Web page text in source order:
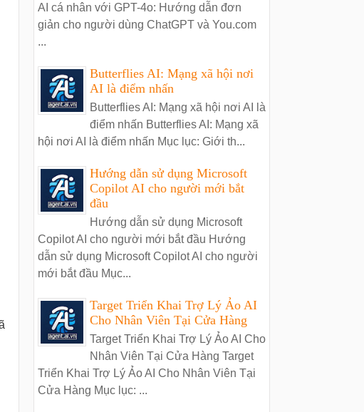
AI cá nhân với GPT-4o: Hướng dẫn đơn
giản cho người dùng ChatGPT và You.com
...
Butterflies AI: Mạng xã hội nơi
AI là điểm nhấn
Butterflies AI: Mạng xã hội nơi AI là
điểm nhấn Butterflies AI: Mạng xã
hội nơi AI là điểm nhấn Mục lục: Giới th...
Hướng dẫn sử dụng Microsoft
Copilot AI cho người mới bắt
đầu
Hướng dẫn sử dụng Microsoft
Copilot AI cho người mới bắt đầu Hướng
dẫn sử dụng Microsoft Copilot AI cho người
mới bắt đầu Mục...
Target Triển Khai Trợ Lý Ảo AI
Cho Nhân Viên Tại Cửa Hàng
Target Triển Khai Trợ Lý Ảo AI Cho
Nhân Viên Tại Cửa Hàng Target
Triển Khai Trợ Lý Ảo AI Cho Nhân Viên Tại
Cửa Hàng Mục lục: ...